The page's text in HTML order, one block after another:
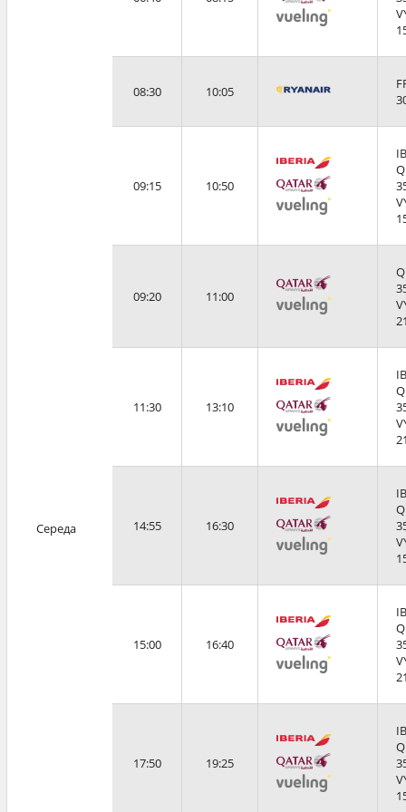
Середа
08:30 10:05
09:15 10:50
09:20 11:00
11:30 13:10
14:55 16:30
15:00 16:40
17:50 19:25